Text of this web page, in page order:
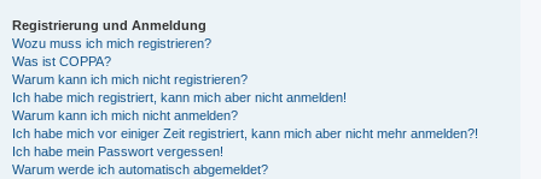
Registrierung und Anmeldung
Wozu muss ich mich registrieren?
Was ist COPPA?
Warum kann ich mich nicht registrieren?
Ich habe mich registriert, kann mich aber nicht anmelden!
Warum kann ich mich nicht anmelden?
Ich habe mich vor einiger Zeit registriert, kann mich aber nicht mehr anmelden?!
Ich habe mein Passwort vergessen!
Warum werde ich automatisch abgemeldet?